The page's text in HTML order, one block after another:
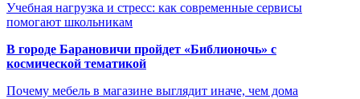
Учебная нагрузка и стресс: как современные сервисы
помогают школьникам
В городе Барановичи пройдет «Библионочь» с
космической тематикой
Почему мебель в магазине выглядит иначе, чем дома